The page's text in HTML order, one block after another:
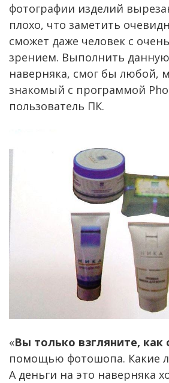
фотографии изделий
плохо, что заметить
сможет даже человек с
зрением. Выполнить
наверняка, смог бы любой,
знакомый с программой
пользователь ПК.
«Вы только взгляните,
помощью фотошопа. Какие
А деньги на это наверняка